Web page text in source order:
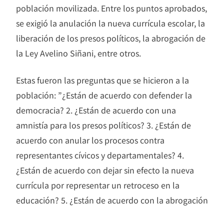
población movilizada. Entre los puntos aprobados,
se exigió la anulación la nueva currícula escolar, la
liberación de los presos políticos, la abrogación de
la Ley Avelino Siñani, entre otros.
Estas fueron las preguntas que se hicieron a la
población: ”¿Están de acuerdo con defender la
democracia? 2. ¿Están de acuerdo con una
amnistía para los presos políticos? 3. ¿Están de
acuerdo con anular los procesos contra
representantes cívicos y departamentales? 4.
¿Están de acuerdo con dejar sin efecto la nueva
currícula por representar un retroceso en la
educación? 5. ¿Están de acuerdo con la abrogación